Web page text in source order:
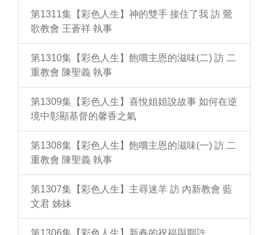
第1311集【彩色人生】神的雙手 接住了我 訪 鶯
歌教會 王蒼祥 執事
第1310集【彩色人生】飽嚐主恩的滋味(二) 訪 二
重教會 陳聖義 執事
第1309集【彩色人生】喜悅姐姐說故事 如何在逆
境中彰顯基督的馨香之氣
第1308集【彩色人生】飽嚐主恩的滋味(一) 訪 二
重教會 陳聖義 執事
第1307集【彩色人生】主尋迷羊 訪 內新教會 藍
文君 姊妹
第1306集【彩色人生】新春的祝福與期許